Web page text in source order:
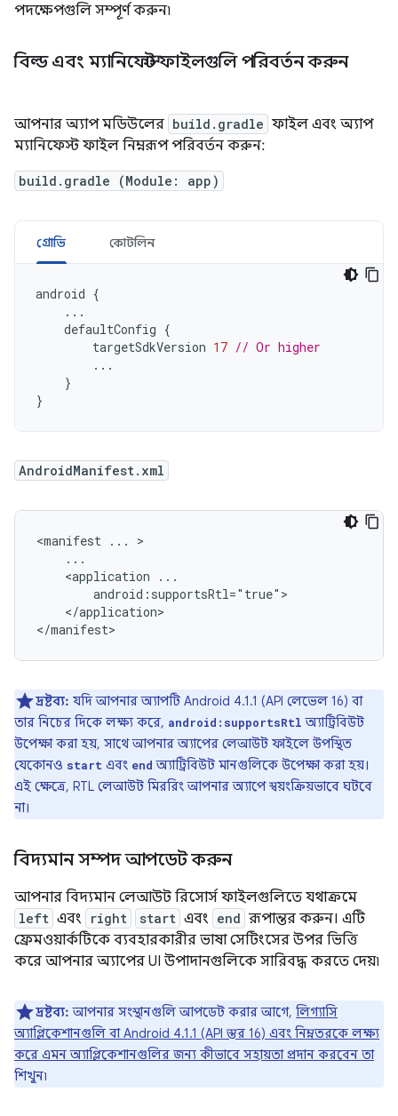
পদক্ষেপগুলি সম্পূর্ণ করুন৷
বিল্ড এবং ম্যানিফেস্ট ফাইলগুলি পরিবর্তন করুন
আপনার অ্যাপ মডিউলের build.gradle ফাইল এবং অ্যাপ
ম্যানিফেস্ট ফাইল নিম্নরূপ পরিবর্তন করুন:
build.gradle (Module: app)
গ্রোভি কোটলিন
android {
...
defaultConfig {
targetSdkVersion 17 // Or higher
...
}
}
AndroidManifest.xml
<manifest ...
<application
</application>
</manifest>
দ্রষ্টব্য: যদি আপনার অ্যাপটি Android 4.1.1 (API লেভেল 16) বা
তার নিচের দিকে লক্ষ্য করে, android:supportsRtl অ্যাট্রিবিউট
উপেক্ষা করা হয়, সাথে আপনার অ্যাপের লেআউট ফাইলে উপস্থিত
যেকোনও start এবং end অ্যাট্রিবিউট মানগুলিকে উপেক্ষা করা হয়।
এই ক্ষেত্রে, RTL লেআউট মিররিং আপনার অ্যাপে স্বয়ংক্রিয়ভাবে ঘটবে
না।
বিদ্যমান সম্পদ আপডেট করুন
আপনার বিদ্যমান লেআউট রিসোর্স ফাইলগুলিতে যথাক্রমে
left এবং right start এবং end রূপান্তর করুন। এটি
ফ্রেমওয়ার্কটিকে ব্যবহারকারীর ভাষা সেটিংসের উপর ভিত্তি
করে আপনার অ্যাপের UI উপাদানগুলিকে সারিবদ্ধ করতে দেয়৷
দ্রষ্টব্য: আপনার সংস্থানগুলি আপডেট করার আগে, লিগ্যাসি
অ্যাপ্লিকেশানগুলি বা Android 4.1.1 (API স্তর 16) এবং নিম্নতরকে লক্ষ্য
করে এমন অ্যাপ্লিকেশানগুলির জন্য কীভাবে সহায়তা প্রদান করবেন তা
শিখুন৷